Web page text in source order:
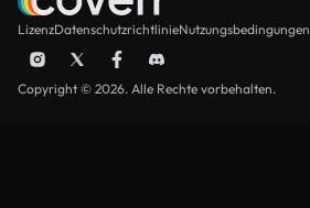
LizenzDatenschutzrichtlinieNutzungsbedingungen
Copyright © 2026. Alle Rechte vorbehalten.